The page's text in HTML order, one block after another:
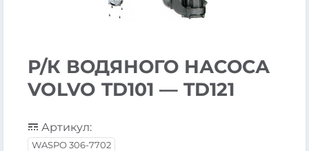
Р/К ВОДЯНОГО НАСОСА
VOLVO TD101 — TD121
Артикул:
WASPO 306-7702